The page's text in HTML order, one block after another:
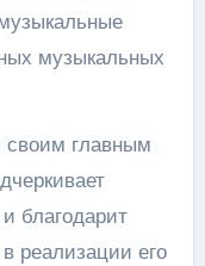
музыкальных
своим главным
благодарит
реализации его